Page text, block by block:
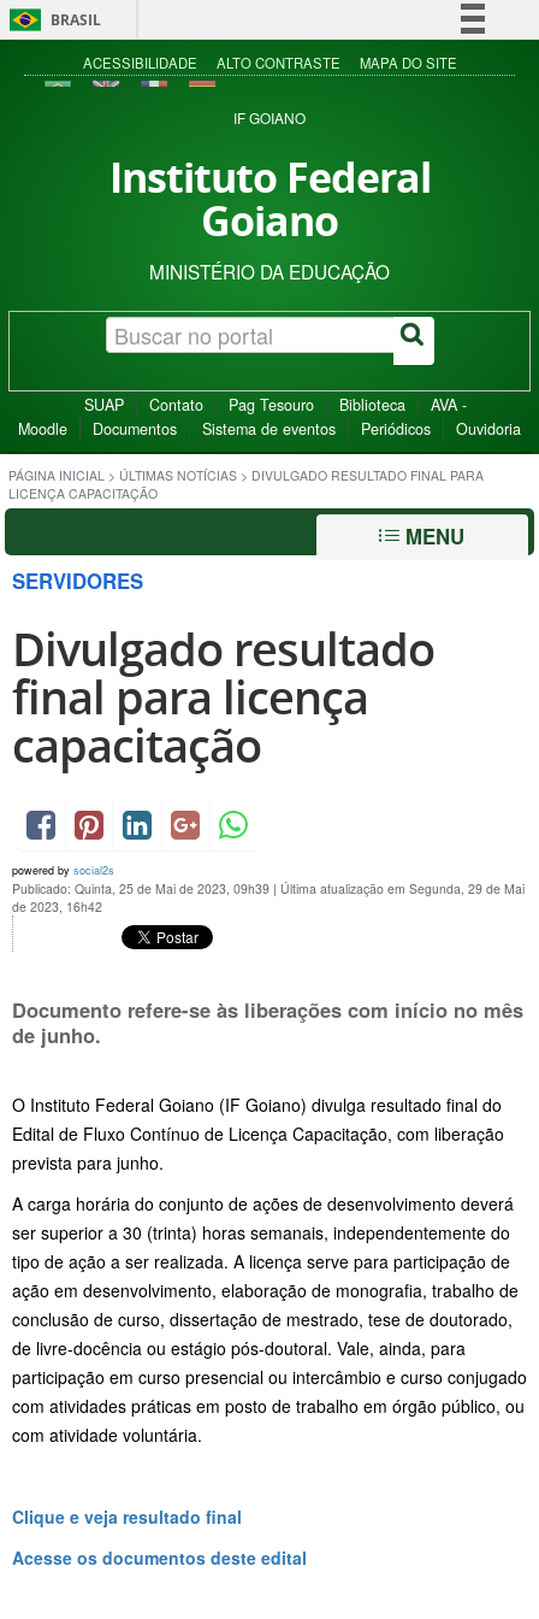
BRASIL
Simplifique!
Acesso à informação
ACESSIBILIDADE ALTO CONTRASTE MAPA DO SITE
IF GOIANO
Instituto Federal
Goiano
MINISTÉRIO DA EDUCAÇÃO
SUAP Contato Pag Tesouro Biblioteca
AVA -
Moodle
Documentos Sistema de eventos Periódicos Ouvidoria
PÁGINA INICIAL > ÚLTIMAS NOTÍCIAS > DIVULGADO RESULTADO FINAL PARA
LICENÇA CAPACITAÇÃO
MENU
SERVIDORES
Divulgado resultado
final para licença
capacitação
powered by social2s
Publicado: Quinta, 25 de Mai de 2023, 09h39 | Última atualização em Segunda, 29 de Mai
de 2023, 16h42
Documento refere-se às liberações com início no mês
de junho.
O Instituto Federal Goiano (IF Goiano) divulga resultado final do
Edital de Fluxo Contínuo de Licença Capacitação, com liberação
prevista para junho.
A carga horária do conjunto de ações de desenvolvimento deverá
ser superior a 30 (trinta) horas semanais, independentemente do
tipo de ação a ser realizada. A licença serve para participação de
ação em desenvolvimento, elaboração de monografia, trabalho de
conclusão de curso, dissertação de mestrado, tese de doutorado,
de livre-docência ou estágio pós-doutoral. Vale, ainda, para
participação em curso presencial ou intercâmbio e curso conjugado
com atividades práticas em posto de trabalho em órgão público, ou
com atividade voluntária.
Clique e veja resultado final
Acesse os documentos deste edital